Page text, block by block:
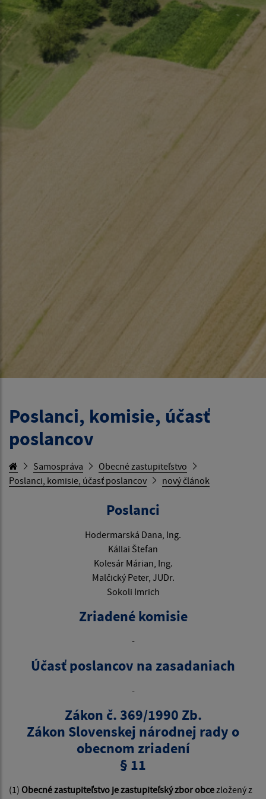
Poslanci, komisie, účasť
poslancov
Samospráva
Obecné zastupiteľstvo
Poslanci, komisie, účasť poslancov
nový článok
Poslanci
Hodermarská Dana, Ing.
Kállai Štefan
Kolesár Márian, Ing.
Malčický Peter, JUDr.
Sokoli Imrich
Zriadené komisie
-
Účasť poslancov na zasadaniach
-
Zákon č. 369/1990 Zb.
Zákon Slovenskej národnej rady o
obecnom zriadení
§ 11
(1) Obecné zastupiteľstvo je zastupiteľský zbor obce zložený z